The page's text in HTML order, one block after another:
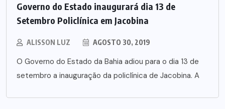
Governo do Estado inaugurará dia 13 de
Setembro Policlínica em Jacobina
ALISSON LUZ AGOSTO 30, 2019
O Governo do Estado da Bahia adiou para o dia 13 de
setembro a inauguração da policlínica de Jacobina. A